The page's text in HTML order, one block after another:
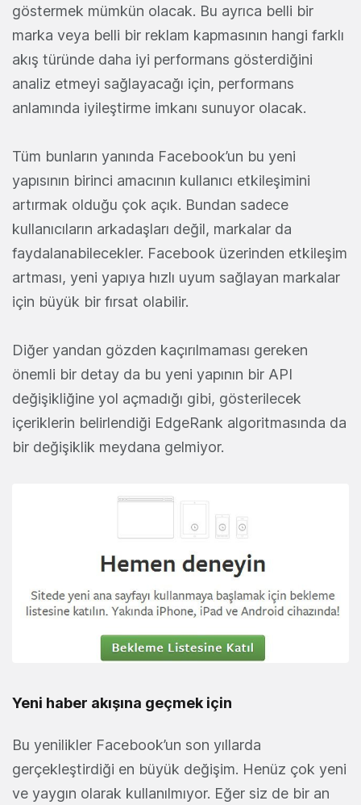
göstermek mümkün olacak. Bu ayrıca belli bir
marka veya belli bir reklam kapmasının hangi farklı
akış türünde daha iyi performans gösterdiğini
analiz etmeyi sağlayacağı için, performans
anlamında iyileştirme imkanı sunuyor olacak.
Tüm bunların yanında Facebook’un bu yeni
yapısının birinci amacının kullanıcı etkileşimini
artırmak olduğu çok açık. Bundan sadece
kullanıcıların arkadaşları değil, markalar da
faydalanabilecekler. Facebook üzerinden etkileşim
artması, yeni yapıya hızlı uyum sağlayan markalar
için büyük bir fırsat olabilir.
Diğer yandan gözden kaçırılmaması gereken
önemli bir detay da bu yeni yapının bir API
değişikliğine yol açmadığı gibi, gösterilecek
içeriklerin belirlendiği EdgeRank algoritmasında da
bir değişiklik meydana gelmiyor.
Yeni haber akışına geçmek için
Bu yenilikler Facebook’un son yıllarda
gerçekleştirdiği en büyük değişim. Henüz çok yeni
ve yaygın olarak kullanılmıyor. Eğer siz de bir an